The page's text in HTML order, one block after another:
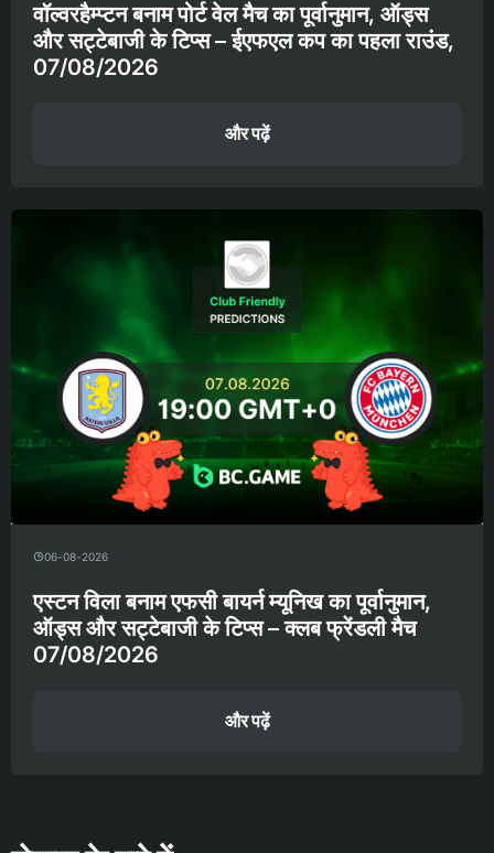
वॉल्वरहैम्प्टन बनाम पोर्ट वेल मैच का पूर्वानुमान, ऑड्स
और सट्टेबाजी के टिप्स – ईएफएल कप का पहला राउंड,
07/08/2026
और पढ़ें
06-08-2026
एस्टन विला बनाम एफसी बायर्न म्यूनिख का पूर्वानुमान,
ऑड्स और सट्टेबाजी के टिप्स – क्लब फ्रेंडली मैच
07/08/2026
और पढ़ें